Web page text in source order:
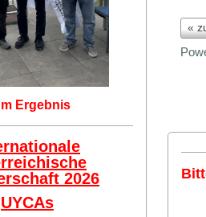
«
Ergebnis
2026
UYCAs